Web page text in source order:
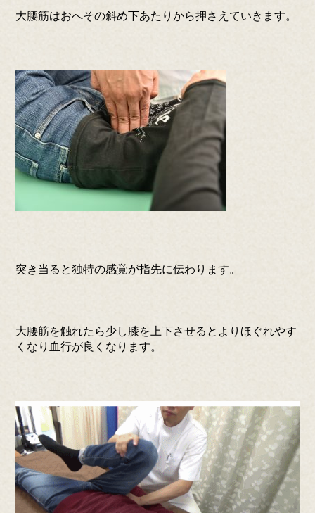
大腰筋はおへその斜め下あたりから押さえていきます。
突き当ると独特の感覚が指先に伝わります。
大腰筋を触れたら少し膝を上下させるとよりほぐれやす
くなり血行が良くなります。